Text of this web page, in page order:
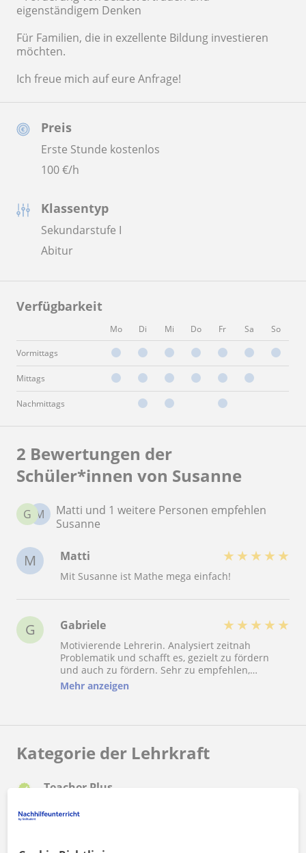
Preis
Erste Stunde kostenlos
100€/h
Klassentyp
Sekundarstufe I
Abitur
Verfügbarkeit
Mo Di Mi Do Fr Sa So
Vormittags
Mittags
Nachmittags
eigenständigem Denken
Für Familien, die in exzellente Bildung investieren
möchten.
Ich freue mich auf eure Anfrage!
2 Bewertungen der
Schüler*innen von Susanne
M
G
Matti und 1 weitere Personen empfehlen
Susanne
M Matti ★ ★ ★ ★ ★
Mit Susanne ist Mathe mega einfach!
G Gabriele ★ ★ ★ ★ ★
Motivierende Lehrerin. Analysiert zeitnah
Problematik und schafft es, gezielt zu fördern
und auch zu fördern. Sehr zu empfehlen,
insbesondere bei intensiver Mathematik und
Physik Abi Vorbereitung.
Mehr anzeigen
Kategorie der Lehrkraft
Teacher Plus